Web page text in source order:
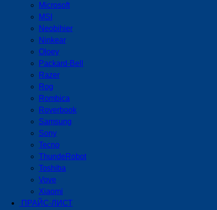
Microsoft
MSI
Neobihier
Ninkear
Oloey
Packard-Bell
Razer
Rog
Rombica
Roverbook
Samsung
Sony
Tecno
ThundeRobot
Toshiba
Vove
Xiaomi
ПРАЙС-ЛИСТ